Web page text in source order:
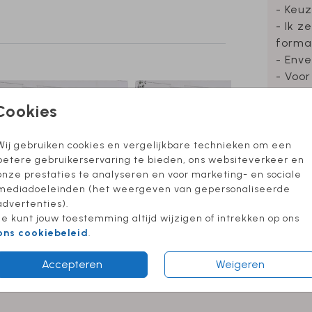
gebruiken cookies en vergelijkbare technieken om een
gebruikerservaring te bieden, ons websiteverkeer en
prestaties te analyseren en voor marketing- en sociale
(het weergeven van gepersonaliseerde
kunt jouw toestemming altijd wijzigen of intrekken op ons
cookiebeleid.
Accepteren Weigeren
-
- Ik
-
-
Prijzen